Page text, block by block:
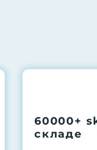
72 часов для
60000+
складе